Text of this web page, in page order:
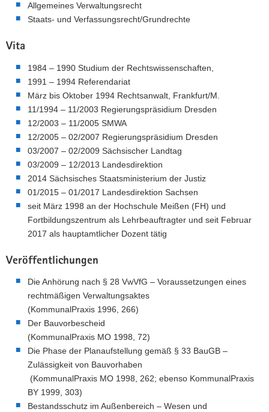
Allgemeines Verwaltungsrecht
Staats- und Verfassungsrecht/Grundrechte
Vita
1984 – 1990 Studium der Rechtswissenschaften,
1991 – 1994 Referendariat
März bis Oktober 1994 Rechtsanwalt, Frankfurt/M.
11/1994 – 11/2003 Regierungspräsidium Dresden
12/2003 – 11/2005 SMWA
12/2005 – 02/2007 Regierungspräsidium Dresden
03/2007 – 02/2009 Sächsischer Landtag
03/2009 – 12/2013 Landesdirektion
2014 Sächsisches Staatsministerium der Justiz
01/2015 – 01/2017 Landesdirektion Sachsen
seit März 1998 an der Hochschule Meißen (FH) und
Fortbildungszentrum als Lehrbeauftragter und seit Februar
2017 als hauptamtlicher Dozent tätig
Veröffentlichungen
Die Anhörung nach § 28 VwVfG – Voraussetzungen eines
rechtmäßigen Verwaltungsaktes
(KommunalPraxis 1996, 266)
Der Bauvorbescheid
(KommunalPraxis MO 1998, 72)
Die Phase der Planaufstellung gemäß § 33 BauGB –
Zulässigkeit von Bauvorhaben
(KommunalPraxis MO 1998, 262; ebenso KommunalPraxis
BY 1999, 303)
Bestandsschutz im Außenbereich – Wesen und